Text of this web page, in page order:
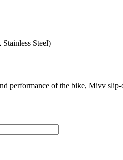
Steel)
performance of the bike, Mivv